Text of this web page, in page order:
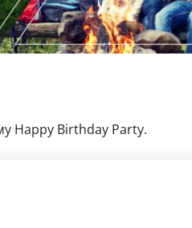
Happy Birthday Party.